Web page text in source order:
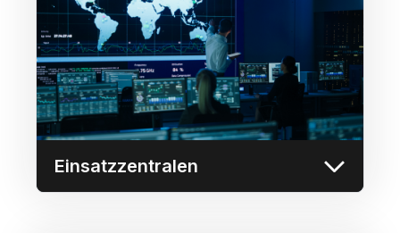
Einsatzzentralen
Videowände, um mehrere Datenquellen,
Live-Videoübertragungen und relevante
Informationen in einem anpassbaren Layout
anzuzeigen und so das
Situationsbewusstsein zu verbessern.
Mehr erfahren